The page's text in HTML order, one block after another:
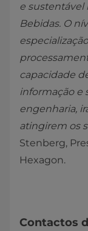
e sustentável
Bebidas. O
capacidade
informação e
engenharia,
atingirem os
Stenberg,
Hexagon.​
Contactos